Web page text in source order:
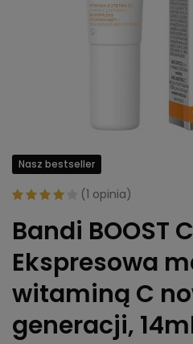
Nasz bestseller
(1 opinia)
Bandi BOOST
Ekspresowa
witaminą C
generacji,